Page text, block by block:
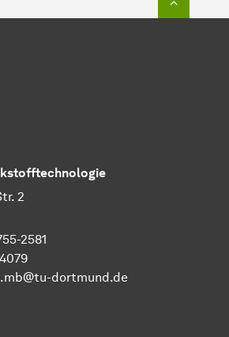
2
2581
dortmund.de